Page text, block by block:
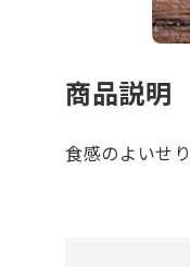
商品説明
食感のよいせ